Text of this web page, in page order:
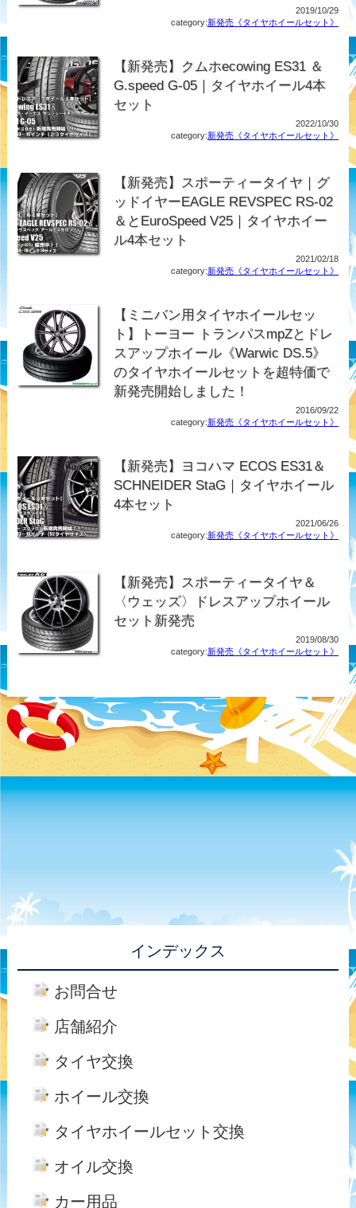
2019/10/29
category:新発売《タイヤホイールセット》
【新発売】クムホecowing ES31 ＆
G.speed G-05｜タイヤホイール4本
セット
2022/10/30
category:新発売《タイヤホイールセット》
【新発売】スポーティータイヤ｜グ
ッドイヤーEAGLE REVSPEC RS-02
＆とEuroSpeed V25｜タイヤホイー
ル4本セット
2021/02/18
category:新発売《タイヤホイールセット》
【ミニバン用タイヤホイールセッ
ト】トーヨー トランパスmpZとドレ
スアップホイール《Warwic DS.5》
のタイヤホイールセットを超特価で
新発売開始しました！
2016/09/22
category:新発売《タイヤホイールセット》
【新発売】ヨコハマ ECOS ES31＆
SCHNEIDER StaG｜タイヤホイール
4本セット
2021/06/26
category:新発売《タイヤホイールセット》
【新発売】スポーティータイヤ＆
〈ウェッズ〉ドレスアップホイール
セット新発売
2019/08/30
category:新発売《タイヤホイールセット》
インデックス
お問合せ
店舗紹介
タイヤ交換
ホイール交換
タイヤホイールセット交換
オイル交換
カー用品